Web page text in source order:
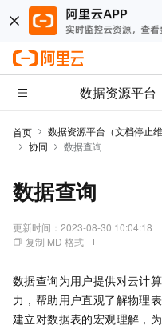
数据资源平台
首页 数据资源平台（文档停止维
协同
数据查询
数据查询
更新时间： 2023-08-30 10:04:18
复制 MD 格式
数据查询为用户提供对云计
力，帮助用户直观了解物理
建立对数据表的宏观理解，